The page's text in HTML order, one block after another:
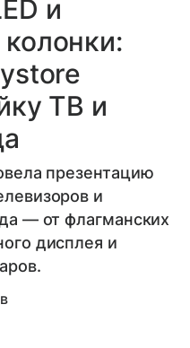
и
ТВ и
презентацию
и
— от флагманских
дисплея и